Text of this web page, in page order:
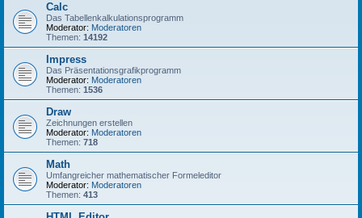
Calc
Das Tabellenkalkulationsprogramm
Moderator: Moderatoren
Themen: 14192
Impress
Das Präsentationsgrafikprogramm
Moderator: Moderatoren
Themen: 1536
Draw
Zeichnungen erstellen
Moderator: Moderatoren
Themen: 718
Math
Umfangreicher mathematischer Formeleditor
Moderator: Moderatoren
Themen: 413